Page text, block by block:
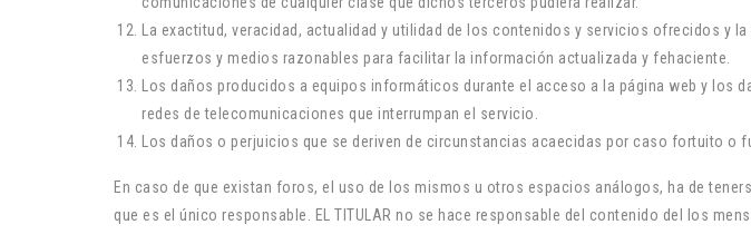
La exactitud, veracidad, actualidad y utilidad de los contenidos y servicios ofrecidos y
esfuerzos y medios razonables para facilitar la información actualizada y fehaciente.
Los daños producidos a equipos informáticos durante el acceso a la página web y los
redes de telecomunicaciones que interrumpan el servicio.
Los daños o perjuicios que se deriven de circunstancias acaecidas por caso fortuito o
En caso de que existan foros, el uso de los mismos u otros espacios análogos, ha de
que es el único responsable. EL TITULAR no se hace responsable del contenido del los